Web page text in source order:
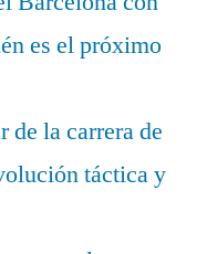
es el próximo
la carrera de
táctica y